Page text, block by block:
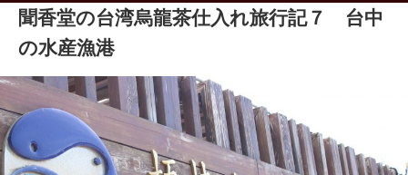
聞香堂の台湾烏龍茶仕入れ旅行記７ 台中
の水産漁港